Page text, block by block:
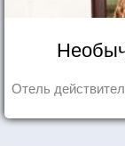
Отель